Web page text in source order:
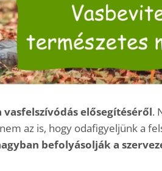
vasfelszívódás elősegítéséről.
az is, hogy odafigyeljünk a
befolyásolják a